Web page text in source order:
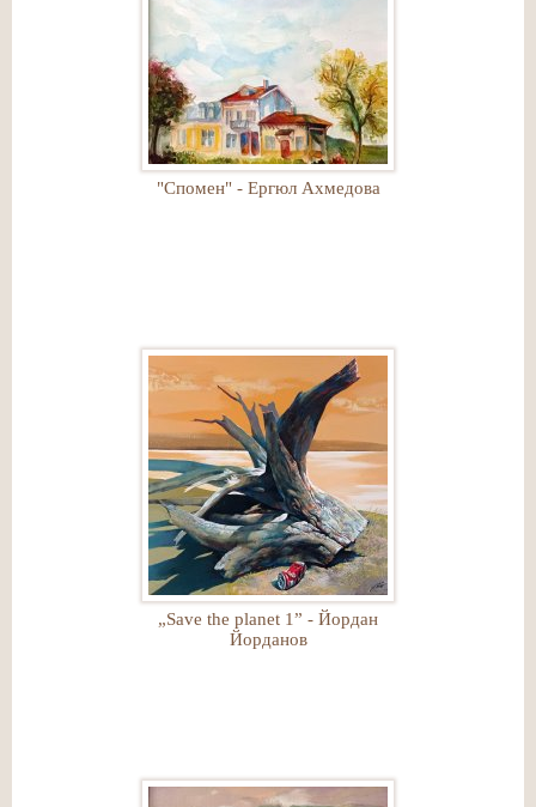
"Спомен" - Ергюл Ахмедова
„Save the planet 1” - Йордан
Йорданов